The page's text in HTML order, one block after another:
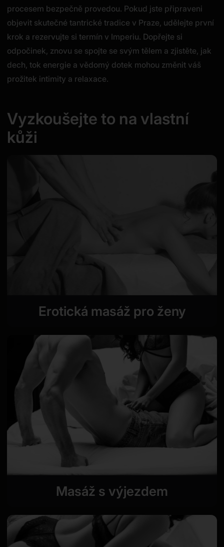
procesem bezpečně provedou. Pokud jste připraveni
objevit skutečné tantrické tradice v Praze, udělejte první
krok a rezervujte si termín v Imperiu. Dopřejte si
odpočinek, znovu se spojte se svým tělem a zjistěte, jak
dech, tok energie a vědomý dotek mohou změnit váš
prožitek intimity a relaxace.
Vyzkoušejte to na vlastní
kůži
Erotická masáž pro ženy
Masáž s výjezdem